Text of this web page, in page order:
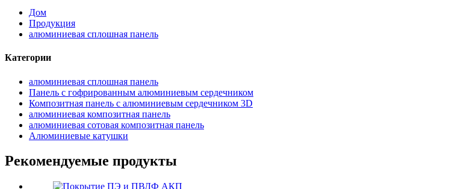
Дом
Продукция
алюминиевая сплошная панель
Категории
алюминиевая сплошная панель
Панель с гофрированным алюминиевым сердечником
Композитная панель с алюминиевым сердечником 3D
алюминиевая композитная панель
алюминиевая сотовая композитная панель
Алюминиевые катушки
Рекомендуемые продукты